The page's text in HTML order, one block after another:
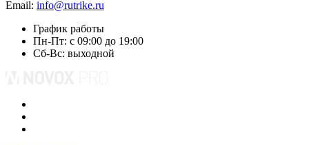
Email: info@rutrike.ru
График работы
Пн-Пт: с 09:00 до 19:00
Сб-Вс: выходной